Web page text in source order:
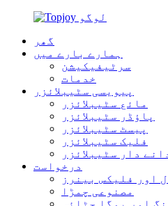
گھر
ہمارے بارے میں
سرٹیفیکیشن
خدمات
پیویسی سٹیبلائزر
مائع سٹیبلائزر
پاؤڈر سٹیبلائزر
پیسٹ سٹیبلائزر
فلیک سٹیبلائزر
دار سٹیبلائزر
درخواست
اور فلیکس بینرز
مصنوعی چمڑا
اور یوگا چٹائی